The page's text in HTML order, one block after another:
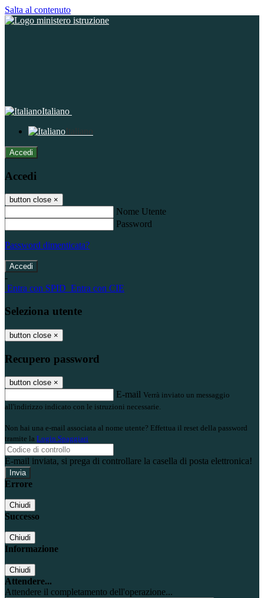
Salta al contenuto
Italiano
Italiano
Accedi
Accedi
button close ×
Nome Utente
Password
Password dimenticata?
-
Entra con SPID Entra con CIE
Seleziona utente
button close ×
Recupero password
button close ×
E-mail Verrà inviato un messaggio
all'indirizzo indicato con le istruzioni necessarie.
Non hai una e-mail associata al nome utente? Effettua il reset della password
tramite la Login Spaggiari
E-mail inviata, si prega di controllare la casella di posta elettronica!
Errore
Chiudi
Successo
Chiudi
Informazione
Chiudi
Attendere...
Attendere il completamento dell'operazione...